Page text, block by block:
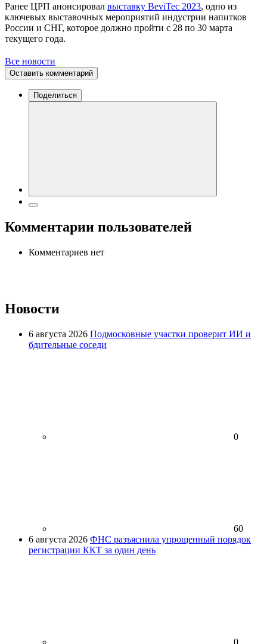
Ранее ЦРП анонсировал выставку BeviTec 2023, одно из
ключевых выставочных мероприятий индустрии напитков
России и СНГ, которое должно пройти с 28 по 30 марта
текущего года.
Все новости
Оставить комментарий
Поделиться
Комментарии пользователей
Комментариев нет
Новости
6 августа 2026 Подмосковные участки проверит ИИ и
бдительные соседи
0
60
6 августа 2026 ФНС разъяснила упрощенный порядок
регистрации ККТ за один день
0